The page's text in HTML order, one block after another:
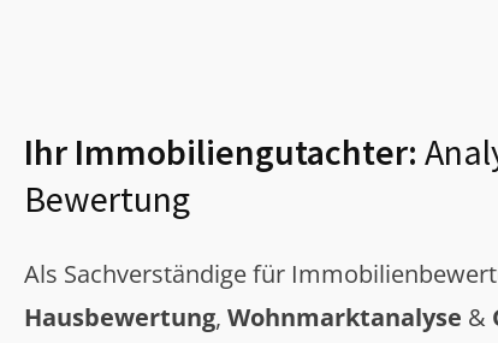
Ihr Immobiliengutachter:
Bewertung
Als Sachverständige für
Hausbewertung, Wohnmarktanalyse &